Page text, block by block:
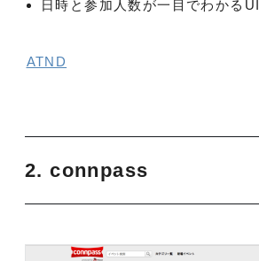
日時と参加人数が一目でわかるUI
ATND
2. connpass